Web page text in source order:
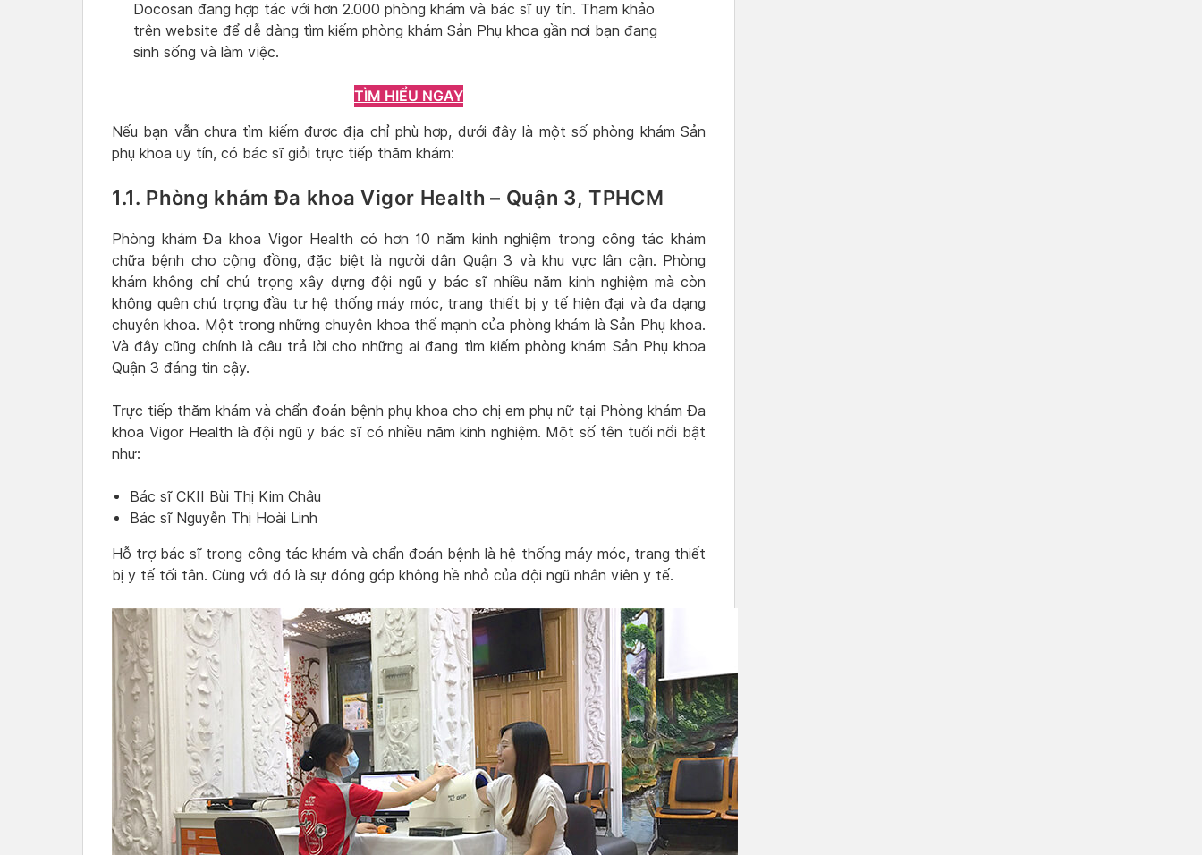
Docosan đang hợp tác với hơn 2.000 phòng khám và bác sĩ uy tín. Tham khảo
trên website để dễ dàng tìm kiếm phòng khám Sản Phụ khoa gần nơi bạn đang
sinh sống và làm việc.
TÌM HIỂU NGAY
Nếu bạn vẫn chưa tìm kiếm được địa chỉ phù hợp, dưới đây là một số phòng khám Sản
phụ khoa uy tín, có bác sĩ giỏi trực tiếp thăm khám:
1.1. Phòng khám Đa khoa Vigor Health – Quận 3, TPHCM
Phòng khám Đa khoa Vigor Health có hơn 10 năm kinh nghiệm trong công tác khám
chữa bệnh cho cộng đồng, đặc biệt là người dân Quận 3 và khu vực lân cận. Phòng
khám không chỉ chú trọng xây dựng đội ngũ y bác sĩ nhiều năm kinh nghiệm mà còn
không quên chú trọng đầu tư hệ thống máy móc, trang thiết bị y tế hiện đại và đa dạng
chuyên khoa. Một trong những chuyên khoa thế mạnh của phòng khám là Sản Phụ khoa.
Và đây cũng chính là câu trả lời cho những ai đang tìm kiếm phòng khám Sản Phụ khoa
Quận 3 đáng tin cậy.
Trực tiếp thăm khám và chẩn đoán bệnh phụ khoa cho chị em phụ nữ tại Phòng khám Đa
khoa Vigor Health là đội ngũ y bác sĩ có nhiều năm kinh nghiệm. Một số tên tuổi nổi bật
như:
Bác sĩ CKII Bùi Thị Kim Châu
Bác sĩ Nguyễn Thị Hoài Linh
Hỗ trợ bác sĩ trong công tác khám và chẩn đoán bệnh là hệ thống máy móc, trang thiết
bị y tế tối tân. Cùng với đó là sự đóng góp không hề nhỏ của đội ngũ nhân viên y tế.